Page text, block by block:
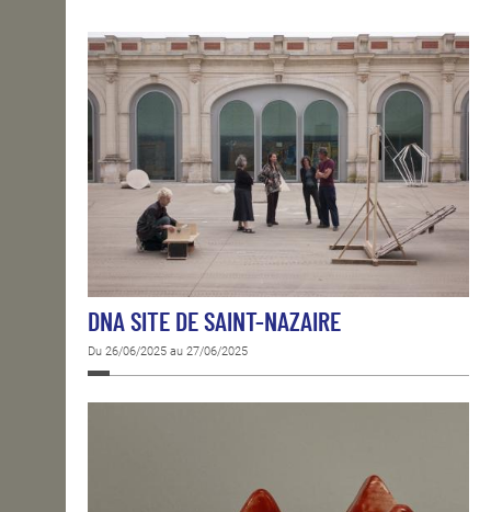
OPEN SCHOOL
CONTACTS
DNA SITE DE SAINT-NAZAIRE
Du 26/06/2025 au 27/06/2025